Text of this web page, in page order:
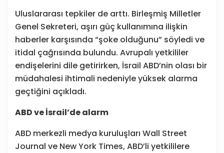
Uluslararası tepkiler de arttı. Birleşmiş Milletler
Genel Sekreteri, aşırı güç kullanımına ilişkin
haberler karşısında “şoke olduğunu” söyledi ve
itidal çağrısında bulundu. Avrupalı yetkililer
endişelerini dile getirirken, İsrail ABD’nin olası bir
müdahalesi ihtimali nedeniyle yüksek alarma
geçtiğini açıkladı.
ABD ve İsrail’de alarm
ABD merkezli medya kuruluşları Wall Street
Journal ve New York Times, ABD’li yetkililere